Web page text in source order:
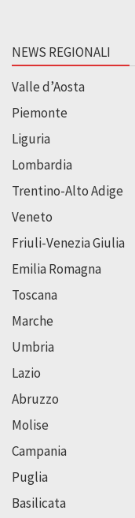
NEWS REGIONALI
Valle d’Aosta
Piemonte
Liguria
Lombardia
Trentino-Alto Adige
Veneto
Friuli-Venezia Giulia
Emilia Romagna
Toscana
Marche
Umbria
Lazio
Abruzzo
Molise
Campania
Puglia
Basilicata